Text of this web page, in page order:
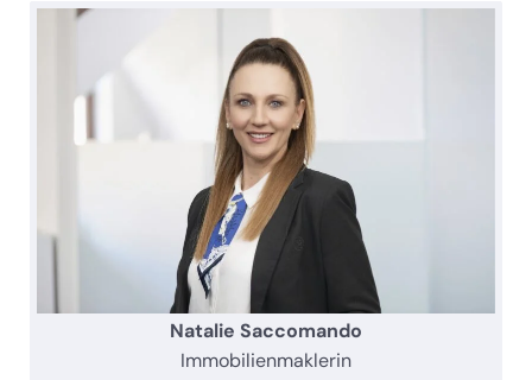
Natalie Saccomando
Immobilienmaklerin